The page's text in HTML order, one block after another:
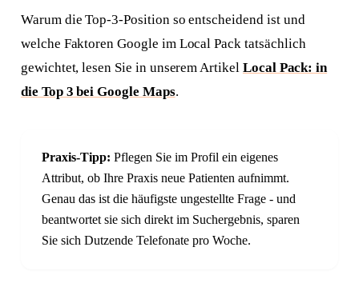
Warum die Top-3-Position so entscheidend ist und
welche Faktoren Google im Local Pack tatsächlich
gewichtet, lesen Sie in unserem Artikel Local Pack: in
die Top 3 bei Google Maps.
Praxis-Tipp: Pflegen Sie im Profil ein eigenes
Attribut, ob Ihre Praxis neue Patienten aufnimmt.
Genau das ist die häufigste ungestellte Frage - und
beantwortet sie sich direkt im Suchergebnis, sparen
Sie sich Dutzende Telefonate pro Woche.